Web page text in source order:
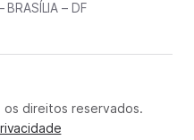
– DF
os direitos reservados.